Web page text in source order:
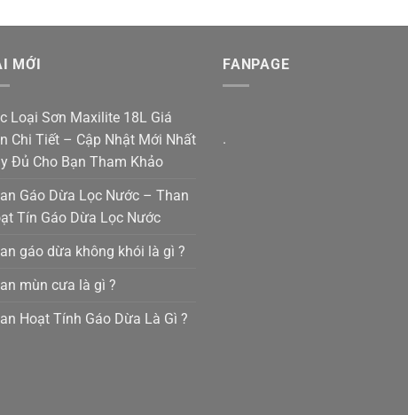
MỚI
Loại Sơn Maxilite 18L Giá
Chi Tiết – Cập Nhật Mới Nhất
Đủ Cho Bạn Tham Khảo
Gáo Dừa Lọc Nước – Than
Tín Gáo Dừa Lọc Nước
gáo dừa không khói là gì ?
mùn cưa là gì ?
Hoạt Tính Gáo Dừa Là Gì ?
FANPAGE
.